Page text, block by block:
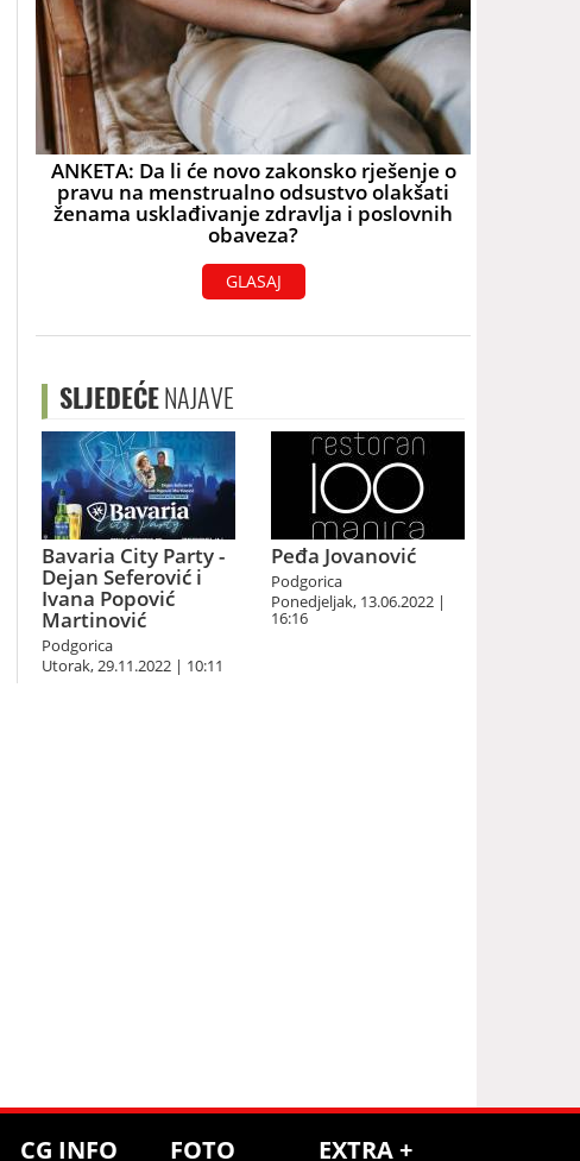
ANKETA: Da li će novo zakonsko rješenje o
pravu na menstrualno odsustvo olakšati
ženama usklađivanje zdravlja i poslovnih
obaveza?
GLASAJ
SLJEDEĆENAJAVE
Bavaria City Party -
Dejan Seferović i
Ivana Popović
Martinović
Podgorica
Utorak, 29.11.2022 | 10:11
Peđa Jovanović
Podgorica
Ponedjeljak, 13.06.2022 |
16:16
CG INFO FOTO EXTRA +